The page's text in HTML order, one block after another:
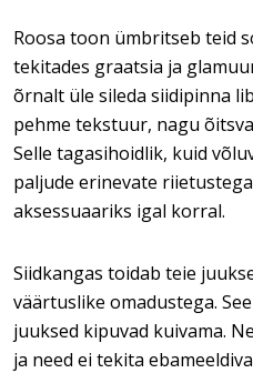
Roosa toon ümbritseb teid
tekitades graatsia ja
õrnalt üle sileda siidipinna
pehme tekstuur, nagu
Selle tagasihoidlik, kuid
paljude erinevate
aksessuaariks igal korral.
Siidkangas toidab teie
väärtuslike omadustega.
juuksed kipuvad kuivama.
ja need ei tekita